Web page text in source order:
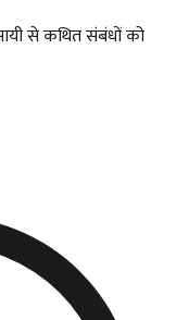
से कथित संबंधों को